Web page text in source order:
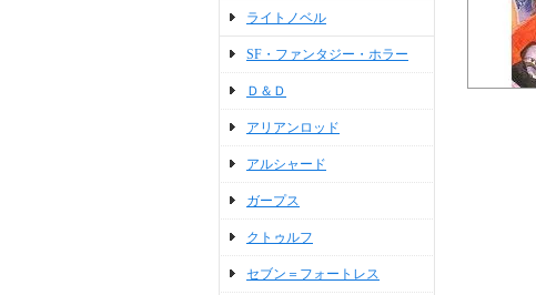
ライトノベル
SF・ファンタジー・ホラー
Ｄ＆Ｄ
アリアンロッド
アルシャード
ガープス
クトゥルフ
セブン＝フォートレス